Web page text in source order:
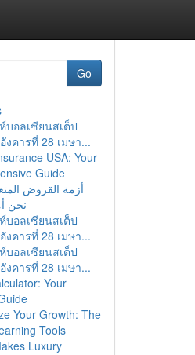
Go
บอลเซียนสเต็ป
งคารที่ 28 เมษา...
USA: Your
Guide
أزمة القروض
نحن
บอลเซียนสเต็ป
งคารที่ 28 เมษา...
บอลเซียนสเต็ป
งคารที่ 28 เมษา...
Your
Your Growth: The
Tools
Luxury